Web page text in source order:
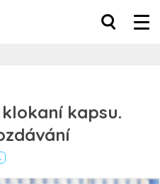
kapsu.